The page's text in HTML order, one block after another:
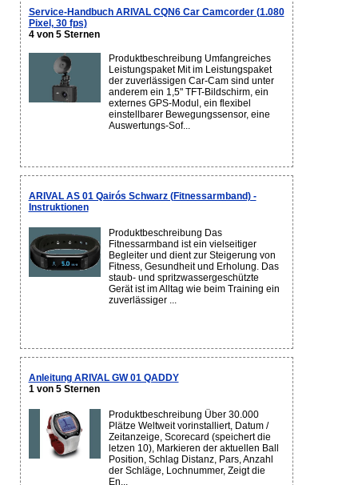
Service-Handbuch ARIVAL CQN6 Car Camcorder (1.080
Pixel, 30 fps)
4 von 5 Sternen
Produktbeschreibung Umfangreiches
Leistungspaket Mit im Leistungspaket
der zuverlässigen Car-Cam sind unter
anderem ein 1,5" TFT-Bildschirm, ein
externes GPS-Modul, ein flexibel
einstellbarer Bewegungssensor, eine
Auswertungs-Sof...
ARIVAL AS 01 Qairós Schwarz (Fitnessarmband) -
Instruktionen
Produktbeschreibung Das
Fitnessarmband ist ein vielseitiger
Begleiter und dient zur Steigerung von
Fitness, Gesundheit und Erholung. Das
staub- und spritzwassergeschützte
Gerät ist im Alltag wie beim Training ein
zuverlässiger ...
Anleitung ARIVAL GW 01 QADDY
1 von 5 Sternen
Produktbeschreibung Über 30.000
Plätze Weltweit vorinstalliert, Datum /
Zeitanzeige, Scorecard (speichert die
letzen 10), Markieren der aktuellen Ball
Position, Schlag Distanz, Pars, Anzahl
der Schläge, Lochnummer, Zeigt die
En...